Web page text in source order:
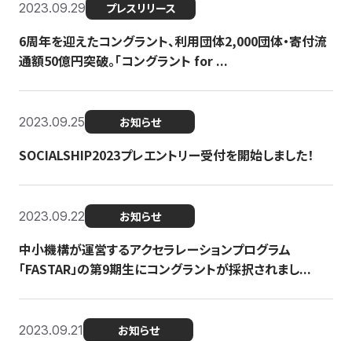
2023.09.29 プレスリリース
6周年を迎えたコングラント、利用団体2,000団体・寄付流
通額50億円突破。「コングラント for ...
2023.09.25 お知らせ
SOCIALSHIP2023プレエントリー受付を開始しました！
2023.09.22 お知らせ
中小機構が運営するアクセラレーションプログラム
「FASTAR」の第9期生にコングラントが採択されまし...
2023.09.21 お知らせ